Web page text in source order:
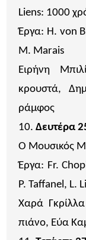
Liens: 1000
Έργα: H. von
M. Marais
Ειρήνη
κρουστά,
ράμφος
Δευτέρα
Ο Μουσικός
Έργα: Fr.
P. Taffanel, L.
Χαρά
πιάνο, Εύα